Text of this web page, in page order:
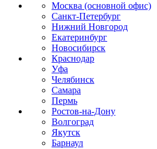
Москва (основной офис)
Санкт-Петербург
Нижний Новгород
Екатеринбург
Новосибирск
Краснодар
Уфа
Челябинск
Самара
Пермь
Ростов-на-Дону
Волгоград
Якутск
Барнаул